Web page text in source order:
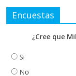
Encuestas
¿Cree que
Si
No